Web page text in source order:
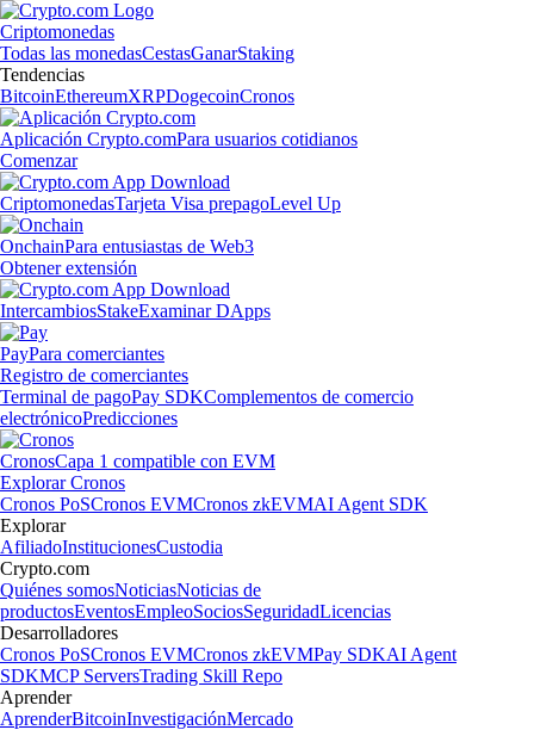
Criptomonedas
Todas las monedasCestasGanarStaking
Tendencias
BitcoinEthereumXRPDogecoinCronos
Aplicación Crypto.comPara usuarios cotidianos
Comenzar
CriptomonedasTarjeta Visa prepagoLevel Up
OnchainPara entusiastas de Web3
Obtener extensión
IntercambiosStakeExaminar DApps
PayPara comerciantes
Registro de comerciantes
Terminal de pagoPay SDKComplementos de comercio
electrónicoPredicciones
CronosCapa 1 compatible con EVM
Explorar Cronos
Cronos PoSCronos EVMCronos zkEVMAI Agent SDK
Explorar
AfiliadoInstitucionesCustodia
Crypto.com
Quiénes somosNoticiasNoticias de
productosEventosEmpleoSociosSeguridadLicencias
Desarrolladores
Cronos PoSCronos EVMCronos zkEVMPay SDKAI Agent
SDKMCP ServersTrading Skill Repo
Aprender
AprenderBitcoinInvestigaciónMercado